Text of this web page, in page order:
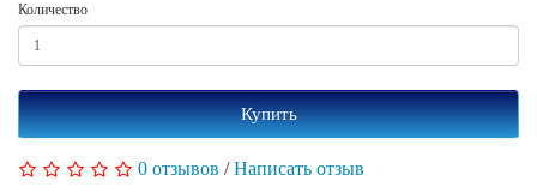
Количество
Купить
0 отзывов /Написать отзыв